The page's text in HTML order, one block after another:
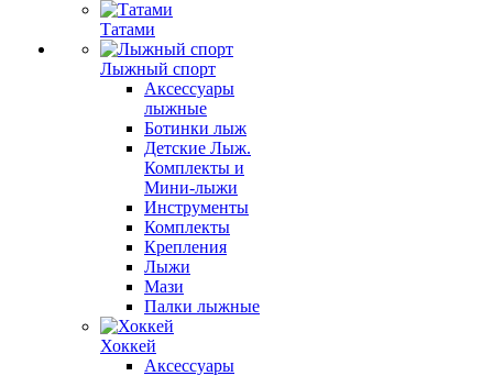
Татами
Лыжный спорт
Аксессуары
лыжные
Ботинки лыж
Детские Лыж.
Комплекты и
Мини-лыжи
Инструменты
Комплекты
Крепления
Лыжи
Мази
Палки лыжные
Хоккей
Аксессуары